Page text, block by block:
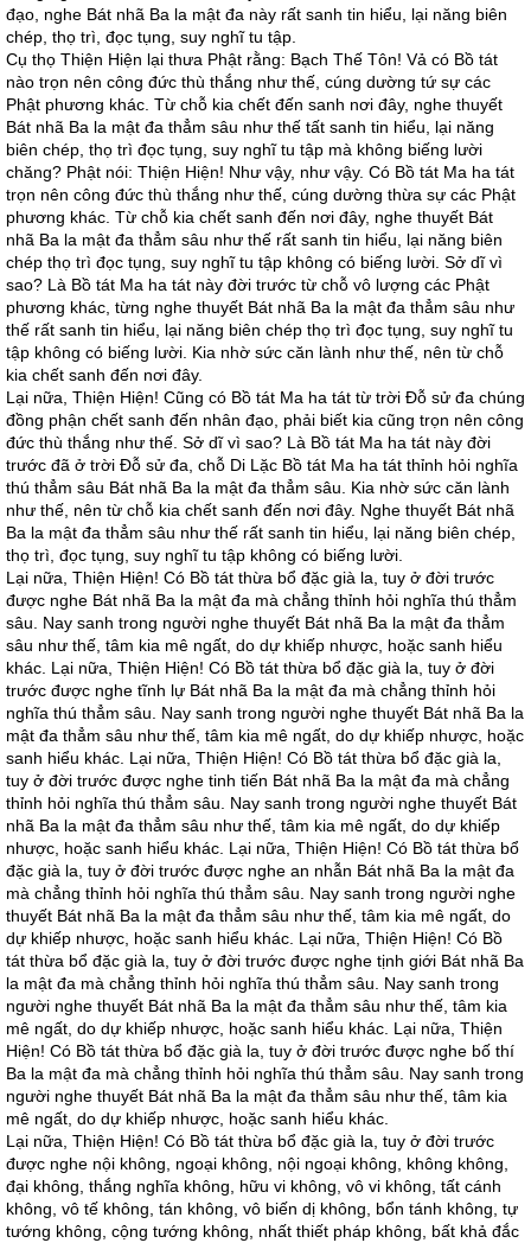
đạo, nghe Bát nhã Ba la mật đa này rất sanh tin hiểu, lại năng biên
chép, thọ trì, đọc tụng, suy nghĩ tu tập.
Cụ thọ Thiện Hiện lại thưa Phật rằng: Bạch Thế Tôn! Vả có Bồ tát
nào trọn nên công đức thù thắng như thế, cúng dường tứ sự các
Phật phương khác. Từ chỗ kia chết đến sanh nơi đây, nghe thuyết
Bát nhã Ba la mật đa thẳm sâu như thế tất sanh tin hiểu, lại năng
biên chép, thọ trì đọc tụng, suy nghĩ tu tập mà không biếng lười
chăng? Phật nói: Thiện Hiện! Như vậy, như vậy. Có Bồ tát Ma ha tát
trọn nên công đức thù thắng như thế, cúng dường thừa sự các Phật
phương khác. Từ chỗ kia chết sanh đến nơi đây, nghe thuyết Bát
nhã Ba la mật đa thẳm sâu như thế rất sanh tin hiểu, lại năng biên
chép thọ trì đọc tụng, suy nghĩ tu tập không có biếng lười. Sở dĩ vì
sao? Là Bồ tát Ma ha tát này đời trước từ chỗ vô lượng các Phật
phương khác, từng nghe thuyết Bát nhã Ba la mật đa thẳm sâu như
thế rất sanh tin hiểu, lại năng biên chép thọ trì đọc tụng, suy nghĩ tu
tập không có biếng lười. Kia nhờ sức căn lành như thế, nên từ chỗ
kia chết sanh đến nơi đây.
Lại nữa, Thiện Hiện! Cũng có Bồ tát Ma ha tát từ trời Đỗ sử đa chúng
đồng phận chết sanh đến nhân đạo, phải biết kia cũng trọn nên công
đức thù thắng như thế. Sở dĩ vì sao? Là Bồ tát Ma ha tát này đời
trước đã ở trời Đỗ sử đa, chỗ Di Lặc Bồ tát Ma ha tát thỉnh hỏi nghĩa
thú thẳm sâu Bát nhã Ba la mật đa thẳm sâu. Kia nhờ sức căn lành
như thế, nên từ chỗ kia chết sanh đến nơi đây. Nghe thuyết Bát nhã
Ba la mật đa thẳm sâu như thế rất sanh tin hiểu, lại năng biên chép,
thọ trì, đọc tụng, suy nghĩ tu tập không có biếng lười.
Lại nữa, Thiện Hiện! Có Bồ tát thừa bổ đặc già la, tuy ở đời trước
được nghe Bát nhã Ba la mật đa mà chẳng thỉnh hỏi nghĩa thú thẳm
sâu. Nay sanh trong người nghe thuyết Bát nhã Ba la mật đa thẳm
sâu như thế, tâm kia mê ngất, do dự khiếp nhược, hoặc sanh hiểu
khác. Lại nữa, Thiện Hiện! Có Bồ tát thừa bổ đặc già la, tuy ở đời
trước được nghe tĩnh lự Bát nhã Ba la mật đa mà chẳng thỉnh hỏi
nghĩa thú thẳm sâu. Nay sanh trong người nghe thuyết Bát nhã Ba la
mật đa thẳm sâu như thế, tâm kia mê ngất, do dự khiếp nhược, hoặc
sanh hiểu khác. Lại nữa, Thiện Hiện! Có Bồ tát thừa bổ đặc già la,
tuy ở đời trước được nghe tinh tiến Bát nhã Ba la mật đa mà chẳng
thỉnh hỏi nghĩa thú thẳm sâu. Nay sanh trong người nghe thuyết Bát
nhã Ba la mật đa thẳm sâu như thế, tâm kia mê ngất, do dự khiếp
nhược, hoặc sanh hiểu khác. Lại nữa, Thiện Hiện! Có Bồ tát thừa bổ
đặc già la, tuy ở đời trước được nghe an nhẫn Bát nhã Ba la mật đa
mà chẳng thỉnh hỏi nghĩa thú thẳm sâu. Nay sanh trong người nghe
thuyết Bát nhã Ba la mật đa thẳm sâu như thế, tâm kia mê ngất, do
dự khiếp nhược, hoặc sanh hiểu khác. Lại nữa, Thiện Hiện! Có Bồ
tát thừa bổ đặc già la, tuy ở đời trước được nghe tịnh giới Bát nhã Ba
la mật đa mà chẳng thỉnh hỏi nghĩa thú thẳm sâu. Nay sanh trong
người nghe thuyết Bát nhã Ba la mật đa thẳm sâu như thế, tâm kia
mê ngất, do dự khiếp nhược, hoặc sanh hiểu khác. Lại nữa, Thiện
Hiện! Có Bồ tát thừa bổ đặc già la, tuy ở đời trước được nghe bố thí
Ba la mật đa mà chẳng thỉnh hỏi nghĩa thú thẳm sâu. Nay sanh trong
người nghe thuyết Bát nhã Ba la mật đa thẳm sâu như thế, tâm kia
mê ngất, do dự khiếp nhược, hoặc sanh hiểu khác.
Lại nữa, Thiện Hiện! Có Bồ tát thừa bổ đặc già la, tuy ở đời trước
được nghe nội không, ngoại không, nội ngoại không, không không,
đại không, thắng nghĩa không, hữu vi không, vô vi không, tất cánh
không, vô tế không, tán không, vô biến dị không, bổn tánh không, tự
tướng không, cộng tướng không, nhất thiết pháp không, bất khả đắc